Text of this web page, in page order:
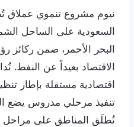
نيوم مشروع تنموي عملاق
السعودية على الساحل
الاقتصاد بعيداً عن النفط.
اقتصادية مستقلة بإطار
تنفيذ مرحلي مدروس يضع
تُطلَق المناطق على مراحل